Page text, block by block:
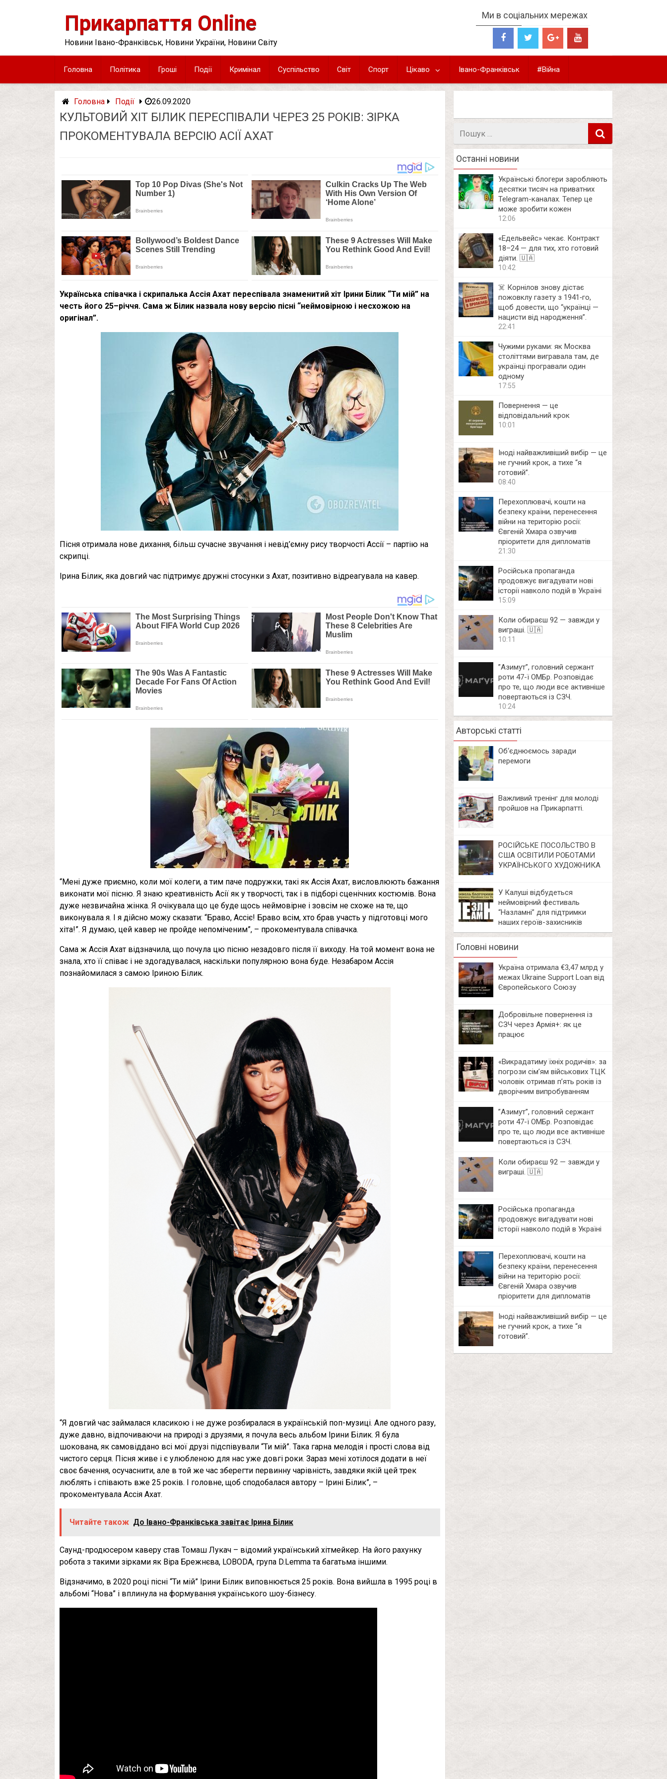
Прикарпаття Online
Новини Івано-Франківськ, Новини України, Новини Світу
Ми в соціальних мережах
Головна Політика Гроші Події Кримінал Суспільство Світ Спорт Цікаво Івано-Франківськ #Війна
Головна Події 26.09.2020
КУЛЬТОВИЙ ХІТ БІЛИК ПЕРЕСПІВАЛИ ЧЕРЕЗ 25 РОКІВ: ЗІРКА
ПРОКОМЕНТУВАЛА ВЕРСІЮ АСІЇ АХАТ
Українська співачка і скрипалька Ассія Ахат переспівала знаменитий хіт Ірини Білик “Ти мій” на
честь його 25–річчя. Сама ж Білик назвала нову версію пісні “неймовірною і несхожою на
оригінал”.
Пісня отримала нове дихання, більш сучасне звучання і невід’ємну рису творчості Ассії – партію на
скрипці.
Ірина Білик, яка довгий час підтримує дружні стосунки з Ахат, позитивно відреагувала на кавер.
“Мені дуже приємно, коли мої колеги, а тим паче подружки, такі як Ассія Ахат, висловлюють бажання
виконати мої пісню. Я знаю креативність Асії як у творчості, так і в підборі сценічних костюмів. Вона
дуже незвичайна жінка. Я очікувала що це буде щось неймовірне і зовсім не схоже на те, що
виконувала я. І я дійсно можу сказати: “Браво, Ассіє! Браво всім, хто брав участь у підготовці мого
хіта!”. Я думаю, цей кавер не пройде непоміченим”, – прокоментувала співачка.
Сама ж Ассія Ахат відзначила, що почула цю пісню незадовго після її виходу. На той момент вона не
знала, хто її співає і не здогадувалася, наскільки популярною вона буде. Незабаром Ассія
познайомилася з самою Іриною Білик.
“Я довгий час займалася класикою і не дуже розбиралася в українській поп-музиці. Але одного разу,
дуже давно, відпочиваючи на природі з друзями, я почула весь альбом Ірини Білик. Я була
шокована, як самовіддано всі мої друзі підспівували “Ти мiй”. Така гарна мелодія і прості слова від
чистого серця. Пісня живе і є улюбленою для нас уже довгі роки. Зараз мені хотілося додати в неї
своє бачення, осучаснити, але в той же час зберегти первинну чарівність, завдяки якій цей трек
люблять і співають вже 25 років. І головне, щоб сподобалася автору – Ірині Білик”, –
прокоментувала Ассія Ахат.
Читайте також До Івано-Франківська завітає Ірина Білик
Саунд-продюсером каверу став Томаш Лукач – відомий український хітмейкер. На його рахунку
робота з такими зірками як Віра Брежнєва, LOBODA, група D.Lemma та багатьма іншими.
Відзначимо, в 2020 році пісні “Ти мій” Ірини Білик виповнюється 25 років. Вона вийшла в 1995 році в
альбомі “Нова” і вплинула на формування українського шоу-бізнесу.
Останні новини
Українські блогери заробляють
десятки тисяч на приватних
Telegram-каналах. Тепер це
може зробити кожен
12:06
«Едельвейс» чекає. Контракт
18–24 — для тих, хто готовий
діяти. 🇺🇦
10:42
☠️ Корнілов знову дістає
пожовклу газету з 1941‑го,
щоб довести, що “українці —
нацисти від народження”.
22:41
Чужими руками: як Москва
століттями вигравала там, де
українці програвали один
одному
17:55
Повернення — це
відповідальний крок
10:01
Іноді найважливіший вибір — це
не гучний крок, а тихе “я
готовий”.
08:40
Перехоплювачі, кошти на
безпеку країни, перенесення
війни на територію росії:
Євгеній Хмара озвучив
пріоритети для дипломатів
21:30
Російська пропаганда
продовжує вигадувати нові
історії навколо подій в Україні
15:09
Коли обираєш 92 — завжди у
виграші. 🇺🇦
10:11
⁨”Азимут”, головний сержант
роти 47-ї ОМБр. Розповідає
про те, що люди все активніше
повертаються із СЗЧ.
10:24
Авторські статті
Об‘єднюємось заради
перемоги
Важливий тренінг для молоді
пройшов на Прикарпатті.
РОСІЙСЬКЕ ПОСОЛЬСТВО В
США ОСВІТИЛИ РОБОТАМИ
УКРАЇНСЬКОГО ХУДОЖНИКА
У Калуші відбудеться
неймовірний фестиваль
“Назламні” для підтримки
наших героїв-захисників
Головні новини
Україна отримала €3,47 млрд у
межах Ukraine Support Loan від
Європейського Союзу
Добровільне повернення із
СЗЧ через Армія+: як це
працює
«Викрадатиму їхніх родичів»: за
погрози сім’ям військових ТЦК
чоловік отримав п’ять років із
дворічним випробуванням
⁨”Азимут”, головний сержант
роти 47-ї ОМБр. Розповідає
про те, що люди все активніше
повертаються із СЗЧ.
Коли обираєш 92 — завжди у
виграші. 🇺🇦
Російська пропаганда
продовжує вигадувати нові
історії навколо подій в Україні
Перехоплювачі, кошти на
безпеку країни, перенесення
війни на територію росії:
Євгеній Хмара озвучив
пріоритети для дипломатів
Іноді найважливіший вибір — це
не гучний крок, а тихе “я
готовий”.